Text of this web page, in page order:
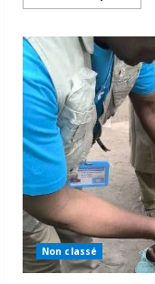
more
à
le
de
la
le
du
Non classé